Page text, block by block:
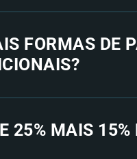
FORMAS DE
25% MAIS 15%